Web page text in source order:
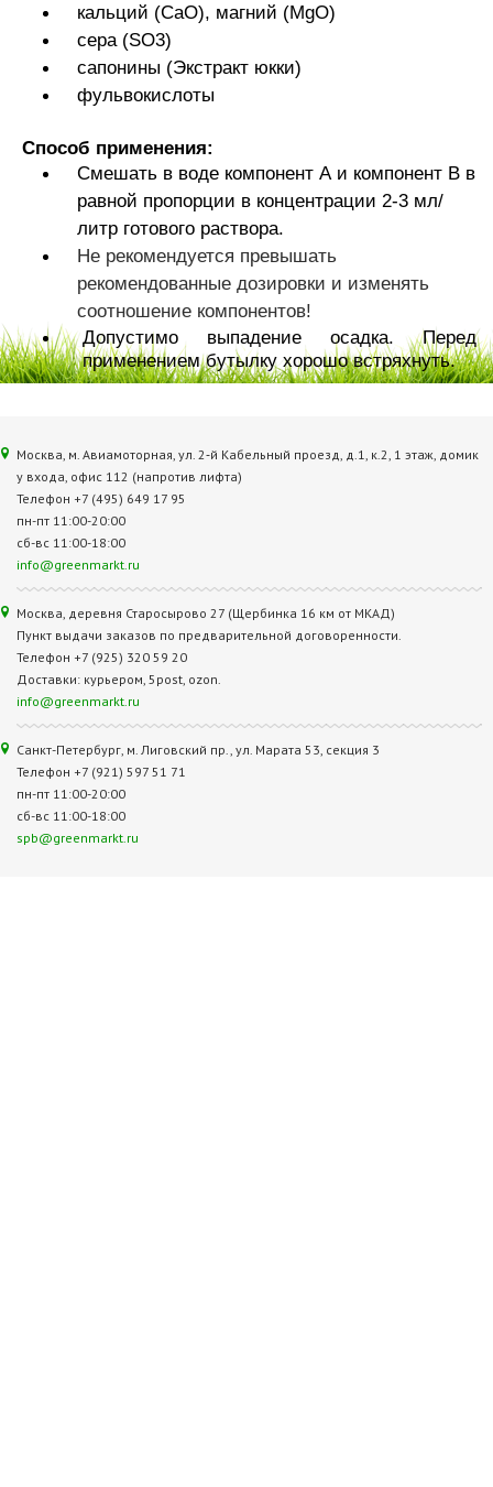
кальций (СаО), магний (MgO)
сера (SO3)
сапонины (Экстракт юкки)
фульвокислоты
Способ применения:
Смешать в воде компонент А и компонент В в
равной пропорции в концентрации 2-3 мл/
литр готового раствора.
Не рекомендуется превышать
рекомендованные дозировки и изменять
соотношение компонентов!
Допустимо выпадение осадка. Перед
применением бутылку хорошо встряхнуть.
Москва, м. Авиамоторная, ул. 2‑й Кабельный проезд, д.1, к.2, 1 этаж, домик
у входа, офис 112 (напротив лифта)
Телефон +7 (495) 649 17 95
пн-пт 11:00-20:00
сб-вс 11:00-18:00
info@greenmarkt.ru
Москва, деревня Старосырово 27 (Щербинка 16 км от МКАД)
Пункт выдачи заказов по предварительной договоренности.
Телефон +7 (925) 320 59 20
Доставки: курьером, 5post, ozon.
info@greenmarkt.ru
Санкт-Петербург, м. Лиговский пр., ул. Марата 53, секция 3
Телефон +7 (921) 597 51 71
пн-пт 11:00-20:00
сб-вс 11:00-18:00
spb@greenmarkt.ru